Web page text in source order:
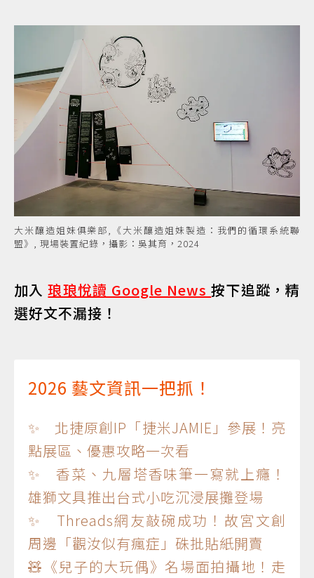
大米釀造姐妹俱樂部,《大米釀造姐妹製造：我們的循環系統聯
盟》, 現場裝置紀錄，攝影：吳其育，2024
加入琅琅悅讀 Google News按下追蹤，精
選好文不漏接！
2026 藝文資訊一把抓！
✨ 北捷原創IP「捷米JAMIE」參展！亮
點展區、優惠攻略一次看
✨ 香菜、九層塔香味筆一寫就上癮！
雄獅文具推出台式小吃沉浸展攤登場
✨ Threads網友敲碗成功！故宮文創
周邊「觀汝似有瘋症」硃批貼紙開賣
🧸《兒子的大玩偶》名場面拍攝地！走